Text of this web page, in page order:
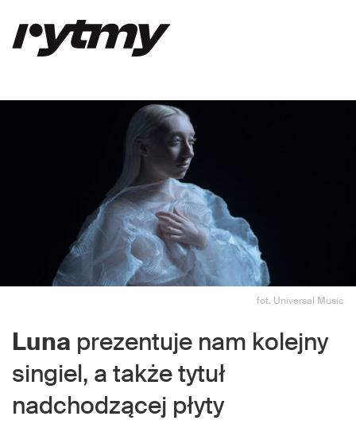
fot. Universal Music
Luna prezentuje nam kolejny
singiel, a także tytuł
nadchodzącej płyty